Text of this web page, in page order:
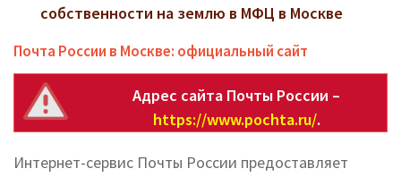
собственности на землю в МФЦ в Москве
Почта России в Москве: официальный сайт
Адрес сайта Почты России –
https://www.pochta.ru/.
Интернет-сервис Почты России предоставляет